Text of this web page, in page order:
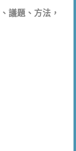
議題、方法，